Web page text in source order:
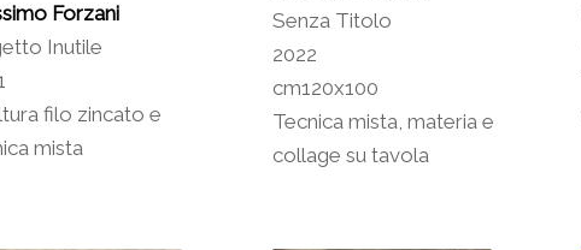
Forzani
Inutile
filo zincato e
mista
Senza Titolo
2022
cm120x100
Tecnica mista, materia e
collage su tavola